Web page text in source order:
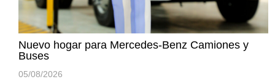
Nuevo hogar para Mercedes-Benz Camiones y
Buses
05/08/2026